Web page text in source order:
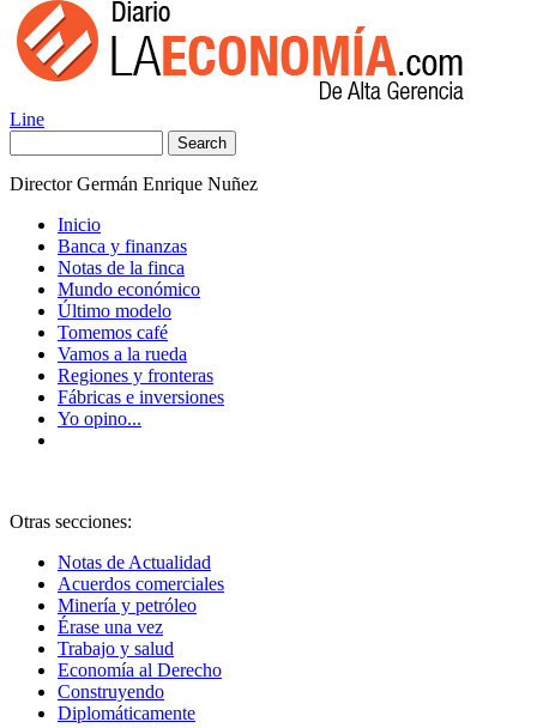
Line
Search
Director Germán Enrique Nuñez
Inicio
Banca y finanzas
Notas de la finca
Mundo económico
Último modelo
Tomemos café
Vamos a la rueda
Regiones y fronteras
Fábricas e inversiones
Yo opino...
Otras secciones:
Notas de Actualidad
Acuerdos comerciales
Minería y petróleo
Érase una vez
Trabajo y salud
Economía al Derecho
Construyendo
Diplomáticamente